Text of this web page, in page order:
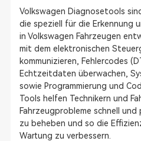
Volkswagen Diagnosetools
die speziell für die Erkennung
in Volkswagen Fahrzeugen
mit dem elektronischen
kommunizieren, Fehlercodes
Echtzeitdaten überwachen,
sowie Programmierung und
Tools helfen Technikern und
Fahrzeugprobleme schnell
zu beheben und so die
Wartung zu verbessern.